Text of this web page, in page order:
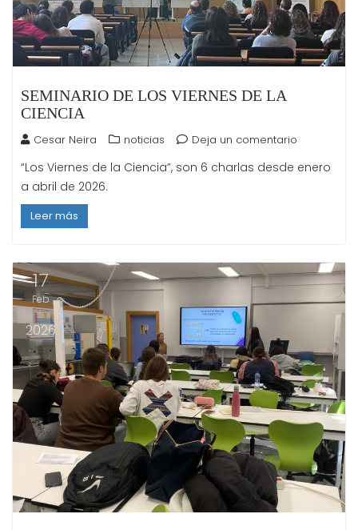
SEMINARIO DE LOS VIERNES DE LA
CIENCIA
Cesar Neira noticias Deja un comentario
“Los Viernes de la Ciencia”, son 6 charlas desde enero
a abril de 2026.
Leer más
17
Feb
2026